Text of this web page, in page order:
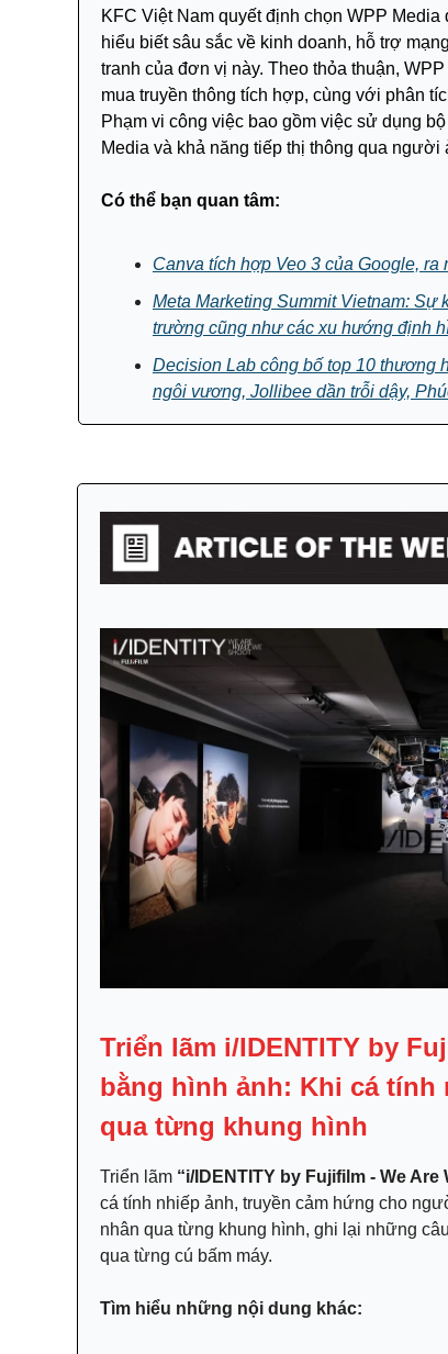
KFC Việt Nam quyết định chọn WPP
hiểu biết sâu sắc về kinh doanh, hỗ trợ
tranh của đơn vị này. Theo thỏa thuận,
mua truyền thông tích hợp, cùng với phân
Phạm vi công việc bao gồm việc sử dụng
Media và khả năng tiếp thị thông qua
Có thể bạn quan tâm:
Canva tích hợp Veo 3 của Google,
Meta Marketing Summit Vietnam: Sự
trường cũng như các xu hướng định
Decision Lab công bố top 10 thương
ngôi vương, Jollibee dần trỗi dậy,
Triển lãm i/IDENTITY by
bằng hình ảnh: Khi cá
qua từng khung hình
Triển lãm “i/IDENTITY by Fujifilm - We Are
cá tính nhiếp ảnh, truyền cảm hứng cho
nhân qua từng khung hình, ghi lại những
qua từng cú bấm máy.
Tìm hiểu những nội dung khác: